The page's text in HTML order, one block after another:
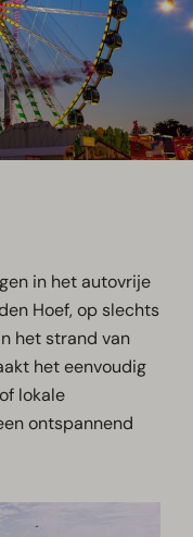
in het autovrije
Hoef, op slechts
het strand van
het eenvoudig
lokale
ontspannend